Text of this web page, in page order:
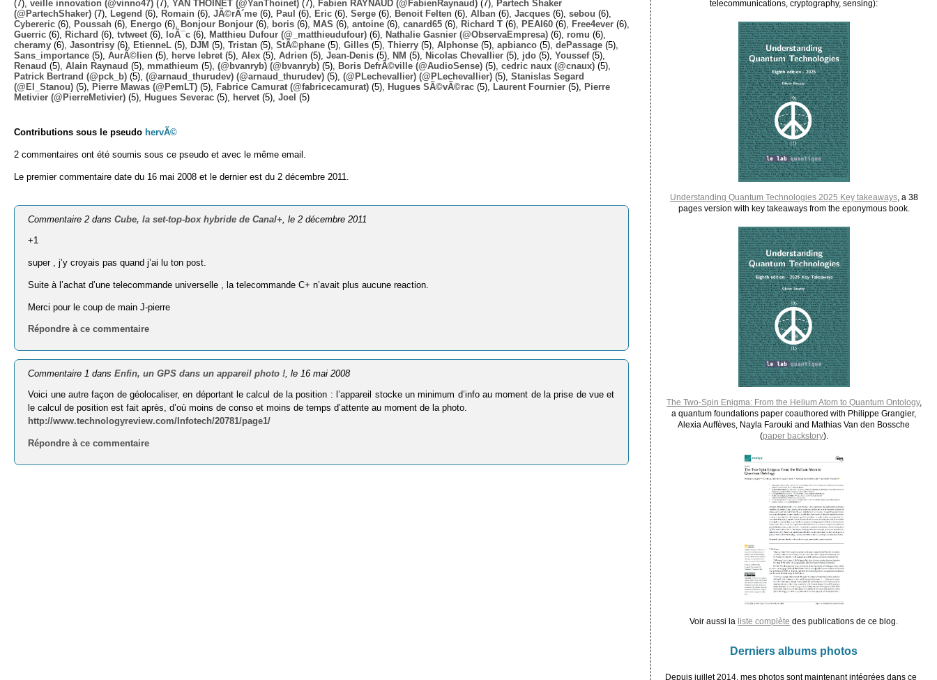
(7), veille innovation (@vinno47) (7), YAN THOINET (@YanThoinet) (7), Fabien RAYNAUD (@FabienRaynaud) (7),
Partech Shaker
(@PartechShaker) (7), Legend (6), Romain (6), JÃ©rÃ´me (6), Paul (6), Eric (6), Serge (6), Benoit Felten (6), Alban (6), Jacques (6), sebou (6),
Cybereric (6), Poussah (6), Energo (6), Bonjour Bonjour (6), boris (6), MAS (6), antoine (6), canard65 (6), Richard T (6), PEAI60 (6), Free4ever (6),
Guerric (6), Richard (6), tvtweet (6), loÃ¯c (6), Matthieu Dufour (@_matthieudufour) (6), Nathalie Gasnier (@ObservaEmpresa) (6), romu (6),
cheramy (6), Jasontrisy (6), EtienneL (5), DJM (5), Tristan (5), StÃ©phane (5), Gilles (5), Thierry (5), Alphonse (5), apbianco (5), dePassage (5),
Sans_importance (5), AurÃ©lien (5), herve lebret (5), Alex (5), Adrien (5), Jean-Denis (5), NM (5), Nicolas Chevallier (5), jdo (5), Youssef(5),
Renaud (5), Alain Raynaud (5), mmathieum (5), (@bvanryb) (@bvanryb) (5), Boris DefrÃ©ville (@AudioSense) (5), cedric naux (@cnaux) (5),
Patrick Bertrand (@pck_b) (5), (@arnaud_thurudev) (@arnaud_thurudev) (5), (@PLechevallier) (@PLechevallier) (5), Stanislas Segard
(@El_Stanou) (5), Pierre Mawas (@PemLT) (5), Fabrice Camurat (@fabricecamurat) (5), Hugues SÃ©vÃ©rac (5), Laurent Fournier (5),
Pierre
Metivier (@PierreMetivier) (5), Hugues Severac (5), hervet (5), Joel (5)
Contributions sous le pseudo hervÃ©
2 commentaires ont été soumis sous ce pseudo et avec le même email.
Le premier commentaire date du 16 mai 2008 et le dernier est du 2 décembre 2011.
Commentaire 2 dansCube, la set-top-box hybride de Canal+, le 2 décembre 2011
+1
super , j’y croyais pas quand j’ai lu ton post.
Suite à l’achat d’une telecommande universelle , la telecommande C+ n’avait plus aucune reaction.
Merci pour le coup de main J-pierre
Répondre à ce commentaire
Commentaire 1 dansEnfin, un GPS dans un appareil photo !, le 16 mai 2008
Voici une autre façon de géolocaliser, en déportant le calcul de la position : l’appareil stocke un minimum d’info au moment de la prise de vue et
le calcul de position est fait après, d’où moins de conso et moins de temps d’attente au moment de la photo.
http://www.technologyreview.com/Infotech/20781/page1/
Répondre à ce commentaire
telecommunications, cryptography, sensing):
Understanding Quantum Technologies 2025 Key takeaways, a 38
pages version with key takeaways from the eponymous book.
The Two-Spin Enigma: From the Helium Atom to Quantum Ontology,
a quantum foundations paper coauthored with Philippe Grangier,
Alexia Auffèves, Nayla Farouki and Mathias Van den Bossche
(paper backstory).
Voir aussi la liste complète des publications de ce blog.
Derniers albums photos
Depuis juillet 2014, mes photos sont maintenant intégrées dans ce